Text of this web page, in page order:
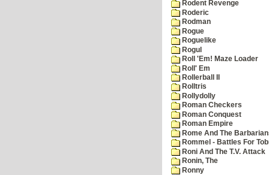
Rodent Revenge
Roderic
Rodman
Rogue
Roguelike
Rogul
Roll 'Em! Maze Loader
Roll' Em
Rollerball II
Rolltris
Rollydolly
Roman Checkers
Roman Conquest
Roman Empire
Rome And The
Rommel - Battles For
Roni And The T.V. Attack
Ronin, The
Ronny